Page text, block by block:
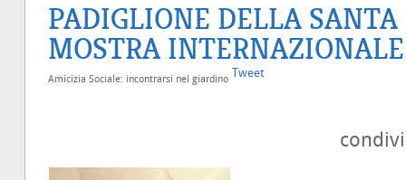
PADIGLIONE DELLA SANTA
MOSTRA
Amicizia Sociale: incontrarsi nel giardino Tweet